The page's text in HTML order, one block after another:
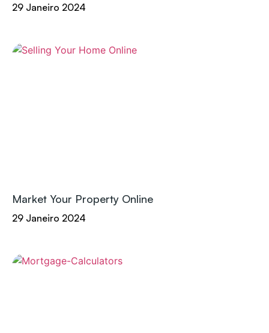
29 Janeiro 2024
Market Your Property Online
29 Janeiro 2024